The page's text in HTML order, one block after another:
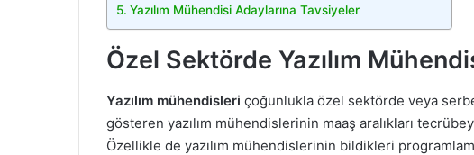
Yazılım Mühendisi Adaylarına Tavsiyeler
Özel Sektörde Yazılım
Yazılım mühendisleri çoğunlukla özel sektörde veya
gösteren yazılım mühendislerinin maaş aralıkları
Özellikle de yazılım mühendislerinin bildikleri